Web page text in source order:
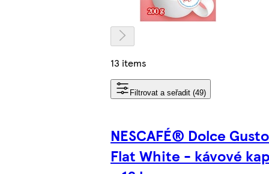
13 items
Filtrovat a seřadit (49)
NESCAFÉ® Dolce
Flat White - kávové